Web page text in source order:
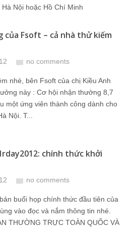
Nội hoặc Hồ Chí Minh
của Fsoft – cả nhà thử kiếm
no comments
nhé, bên Fsoft của chị Kiều Anh
này : Cơ hội nhận thưởng 8,7
một ứng viên thành công dành cho
Nội. T...
chính thức khởi
no comments
buổi họp chính thức đầu tiên của
vào đọc và nắm thông tin nhé.
THƯỜNG TRỰC TOÀN QUỐC VÀ